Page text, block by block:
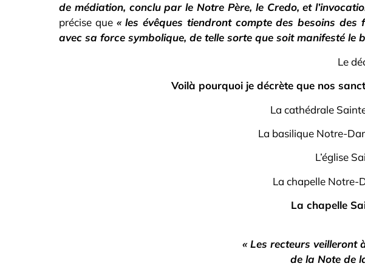
de médiation, conclu par le Notre Père, le Credo, et
précise que « les évêques tiendront compte des besoins
avec sa force symbolique, de telle sorte que soit manifesté le
Le
Voilà pourquoi je décrète que nos
La cathédrale
La basilique Notre-
L’église
La chapelle Notre-
La chapelle
« Les recteurs veilleront
de la Note de